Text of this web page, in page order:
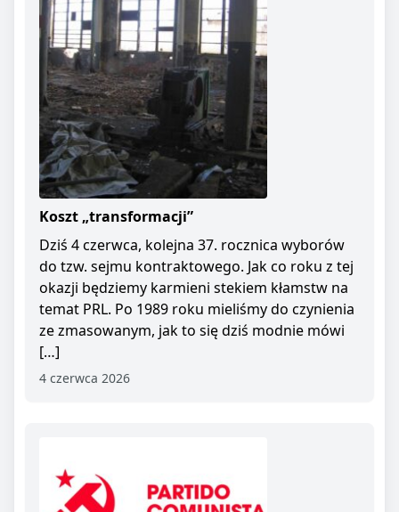
Koszt „transformacji”
Dziś 4 czerwca, kolejna 37. rocznica wyborów
do tzw. sejmu kontraktowego. Jak co roku z tej
okazji będziemy karmieni stekiem kłamstw na
temat PRL. Po 1989 roku mieliśmy do czynienia
ze zmasowanym, jak to się dziś modnie mówi
[…]
4 czerwca 2026